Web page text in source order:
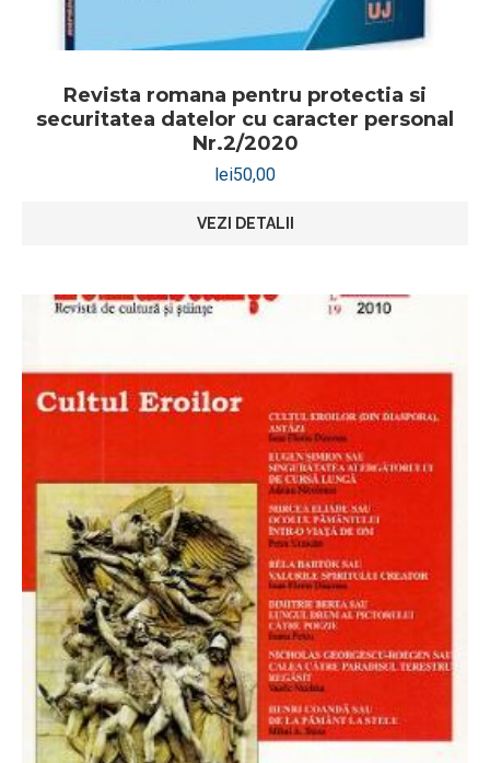
Revista romana pentru protectia si
securitatea datelor cu caracter personal
Nr.2/2020
lei50,00
VEZI DETALII